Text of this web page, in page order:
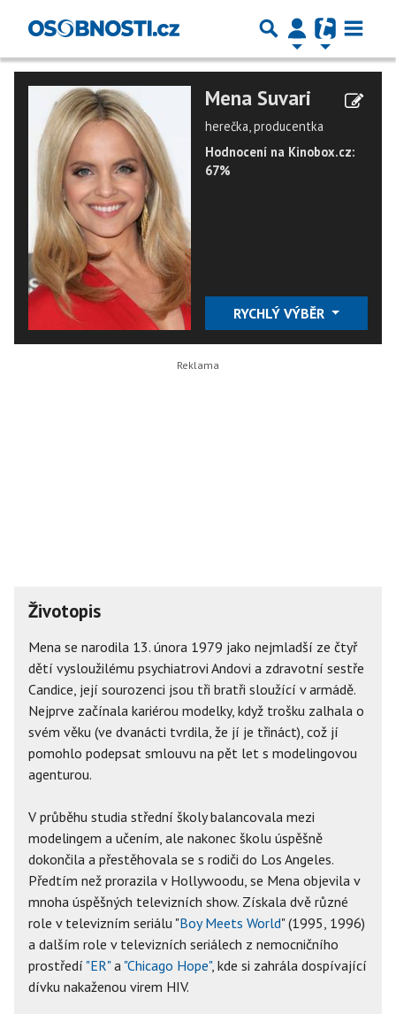
Mena Suvari
herečka, producentka
Hodnocení na Kinobox.cz:
67%
RYCHLÝ VÝBĚR
Životopis
Mena se narodila 13. února 1979 jako nejmladší ze čtyř
dětí vysloužilému psychiatrovi Andovi a zdravotní sestře
Candice, její sourozenci jsou tři bratři sloužící v armádě.
Nejprve začínala kariérou modelky, když trošku zalhala o
svém věku (ve dvanácti tvrdila, že jí je třináct), což jí
pomohlo podepsat smlouvu na pět let s modelingovou
agenturou.
V průběhu studia střední školy balancovala mezi
modelingem a učením, ale nakonec školu úspěšně
dokončila a přestěhovala se s rodiči do Los Angeles.
Předtím než prorazila v Hollywoodu, se Mena objevila v
mnoha úspěšných televizních show. Získala dvě různé
role v televizním seriálu "Boy Meets World" (1995, 1996)
a dalším role v televizních seriálech z nemocničního
prostředí "ER"a "Chicago Hope", kde si zahrála dospívající
dívku nakaženou virem HIV.